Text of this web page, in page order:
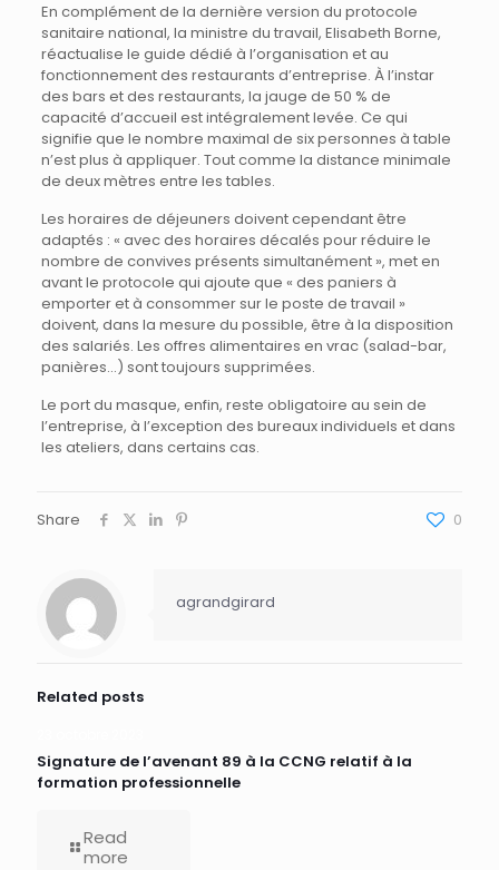
En complément de la dernière version du protocole
sanitaire national, la ministre du travail, Elisabeth Borne,
réactualise le guide dédié à l’organisation et au
fonctionnement des restaurants d’entreprise. À l’instar
des bars et des restaurants, la jauge de 50 % de
capacité d’accueil est intégralement levée. Ce qui
signifie que le nombre maximal de six personnes à table
n’est plus à appliquer. Tout comme la distance minimale
de deux mètres entre les tables.
Les horaires de déjeuners doivent cependant être
adaptés : « avec des horaires décalés pour réduire le
nombre de convives présents simultanément », met en
avant le protocole qui ajoute que « des paniers à
emporter et à consommer sur le poste de travail »
doivent, dans la mesure du possible, être à la disposition
des salariés. Les offres alimentaires en vrac (salad-bar,
panières…) sont toujours supprimées.
Le port du masque, enfin, reste obligatoire au sein de
l’entreprise, à l’exception des bureaux individuels et dans
les ateliers, dans certains cas.
Share 0
agrandgirard
Related posts
Signature de l’avenant 89 à la CCNG relatif à la
formation professionnelle
Read
more